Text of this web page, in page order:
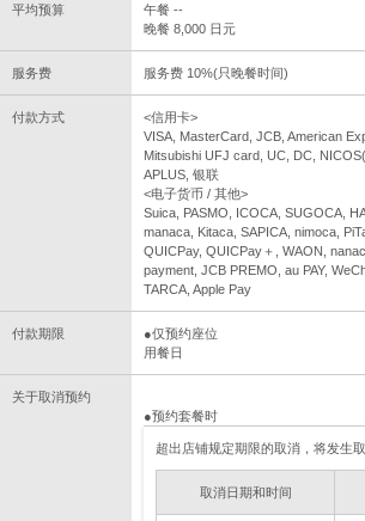
平均预算
午餐 --
晚餐 8,000 日元
服务费 服务费 10%(只晚餐时间)
付款方式
<信用卡>
VISA, MasterCard, JCB, American
Mitsubishi UFJ card, UC, DC,
APLUS, 银联
<电子货币 / 其他>
Suica, PASMO, ICOCA, SUGOCA,
manaca, Kitaca, SAPICA, nimoca,
QUICPay, QUICPay＋, WAON,
payment, JCB PREMO, au PAY,
TARCA, Apple Pay
付款期限
●仅预约座位
用餐日
关于取消预约
●预约套餐时
超出店铺规定期限的取消，将发生取
取消日期和时间